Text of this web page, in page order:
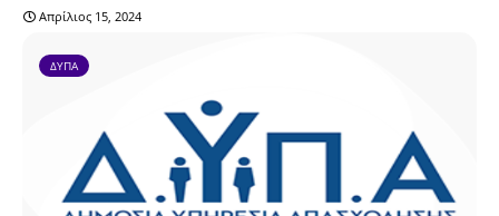
Απρίλιος 15, 2024
ΔΥΠΑ